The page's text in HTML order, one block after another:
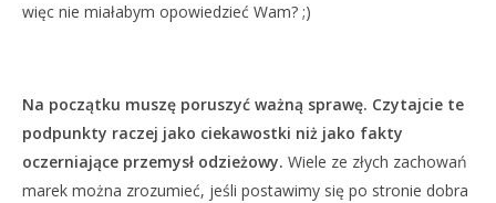
więc nie miałabym opowiedzieć Wam? ;)
Na początku muszę poruszyć ważną sprawę. Czytajcie te
podpunkty raczej jako ciekawostki niż jako fakty
oczerniające przemysł odzieżowy. Wiele ze złych zachowań
marek można zrozumieć, jeśli postawimy się po stronie dobra